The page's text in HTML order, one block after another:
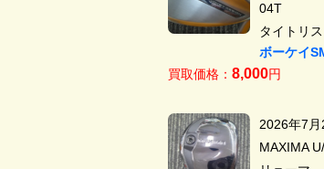
04T
タイトリス
ボーケイ
買取価格： 8,000円
2026年7月
MAXIMA